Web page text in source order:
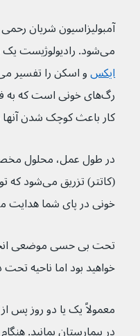
آمبولیزاسیون شریان
می‌شود. رادیولوژیست یک پزشک متخصص است که
ایکس
کار باعث کوچک شدن آنها
در طول عمل، محلول
(کاتتر)
خونی در پای شما هدایت
خواهید بود اما ناحیه تحت
معمولاً یک یا دو روز پس